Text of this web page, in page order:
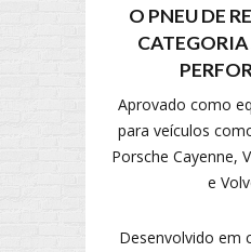
O PNEU DE
CATEGORIA
Aprovado como
para veículos
Porsche Cayenne,
e
Desenvolvido em